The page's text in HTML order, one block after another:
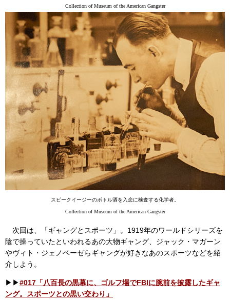
Collection of Museum of the American Gangster
スピークイージーのボトル酒を入念に検査する化学者。
Collection of Museum of the American Gangster
次回は、「ギャングとスポーツ」。1919年のワールドシリーズを
陰で操っていたといわれるあの大物ギャング、ジャック・マガーン
やヴィト・ジェノベーゼらギャングが好きなあのスポーツなどを紹
介しよう。
▶︎▶︎#017「八百長の黒幕に、ゴルフ場でFBIに腕前を披露したギャ
ング。スポーツとの黒い交わり」